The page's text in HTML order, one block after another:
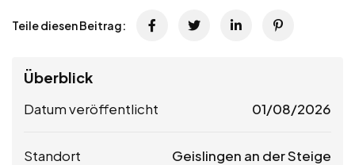
Teile diesen Beitrag:
Überblick
Datum veröffentlicht 01/08/2026
Standort Geislingen an der Steige